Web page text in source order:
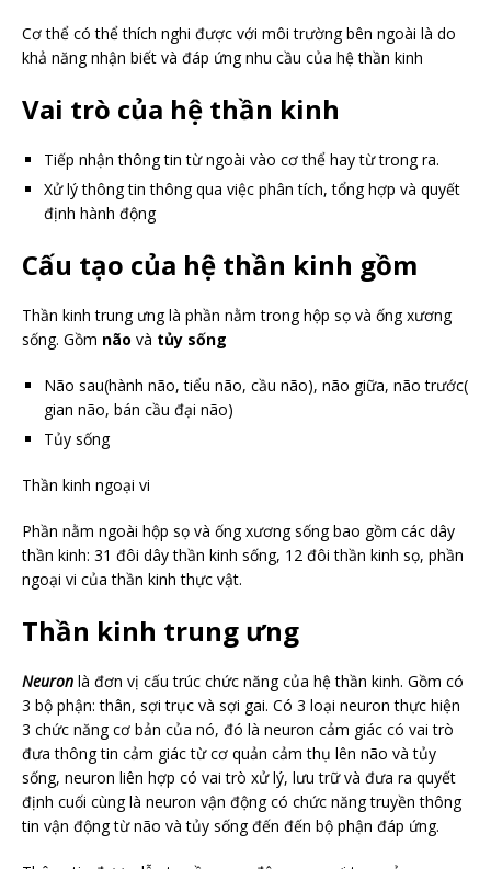
Cơ thể có thể thích nghi được với môi trường bên ngoài là do
khả năng nhận biết và đáp ứng nhu cầu của hệ thần kinh
Vai trò của hệ thần kinh
Tiếp nhận thông tin từ ngoài vào cơ thể hay từ trong ra.
Xử lý thông tin thông qua việc phân tích, tổng hợp và quyết
định hành động
Cấu tạo của hệ thần kinh gồm
Thần kinh trung ưng là phần nằm trong hộp sọ và ống xương
sống. Gồm não và tủy sống
Não sau(hành não, tiểu não, cầu não), não giữa, não trước(
gian não, bán cầu đại não)
Tủy sống
Thần kinh ngoại vi
Phần nằm ngoài hộp sọ và ống xương sống bao gồm các dây
thần kinh: 31 đôi dây thần kinh sống, 12 đôi thần kinh sọ, phần
ngoại vi của thần kinh thực vật.
Thần kinh trung ưng
Neuron là đơn vị cấu trúc chức năng của hệ thần kinh. Gồm có
3 bộ phận: thân, sợi trục và sợi gai. Có 3 loại neuron thực hiện
3 chức năng cơ bản của nó, đó là neuron cảm giác có vai trò
đưa thông tin cảm giác từ cơ quản cảm thụ lên não và tủy
sống, neuron liên hợp có vai trò xử lý, lưu trữ và đưa ra quyết
định cuối cùng là neuron vận động có chức năng truyền thông
tin vận động từ não và tủy sống đến đến bộ phận đáp ứng.